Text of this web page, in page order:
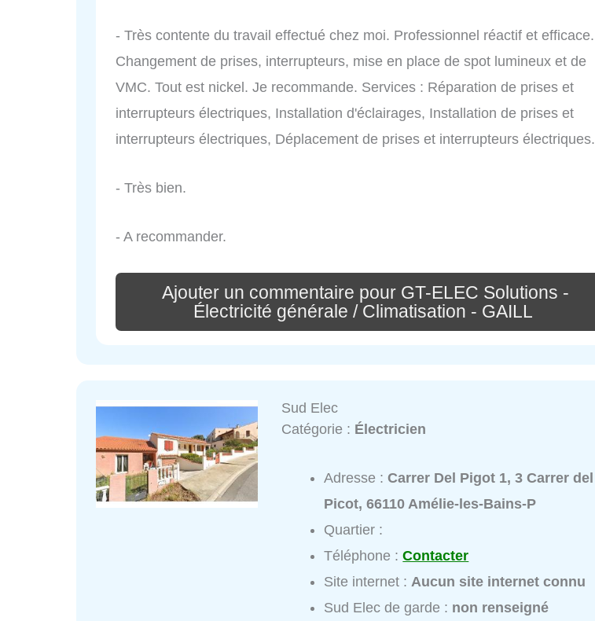
- Très contente du travail effectué chez moi. Professionnel réactif et efficace.
Changement de prises, interrupteurs, mise en place de spot lumineux et de
VMC. Tout est nickel. Je recommande. Services : Réparation de prises et
interrupteurs électriques, Installation d'éclairages, Installation de prises et
interrupteurs électriques, Déplacement de prises et interrupteurs électriques.
- Très bien.
- A recommander.
Ajouter un commentaire pour GT-ELEC Solutions -
Électricité générale / Climatisation - GAILL
Sud Elec
Catégorie : Électricien
Adresse :Carrer Del Pigot 1, 3 Carrer del
Picot, 66110 Amélie-les-Bains-P
Quartier :
Téléphone :Contacter
Site internet : Aucun site internet connu
Sud Elec de garde : non renseigné